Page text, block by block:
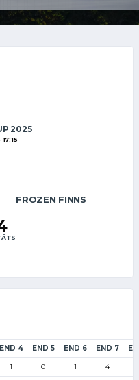
2025
17:15
FROZEN FINNS
END 4 END 5 END 6 END 7
1 0 1 4